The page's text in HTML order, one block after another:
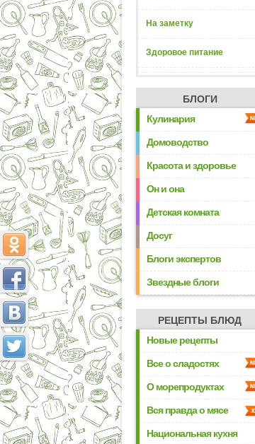
На заметку
Здоровое питание
БЛОГИ
Кулинария
Домоводство
Красота и здоровье
Он и она
Детская комната
Досуг
Блоги экспертов
Звездные блоги
РЕЦЕПТЫ БЛЮД
Новые рецепты
Все о сладостях
О морепродуктах
Вся правда о мясе
Национальная кухня